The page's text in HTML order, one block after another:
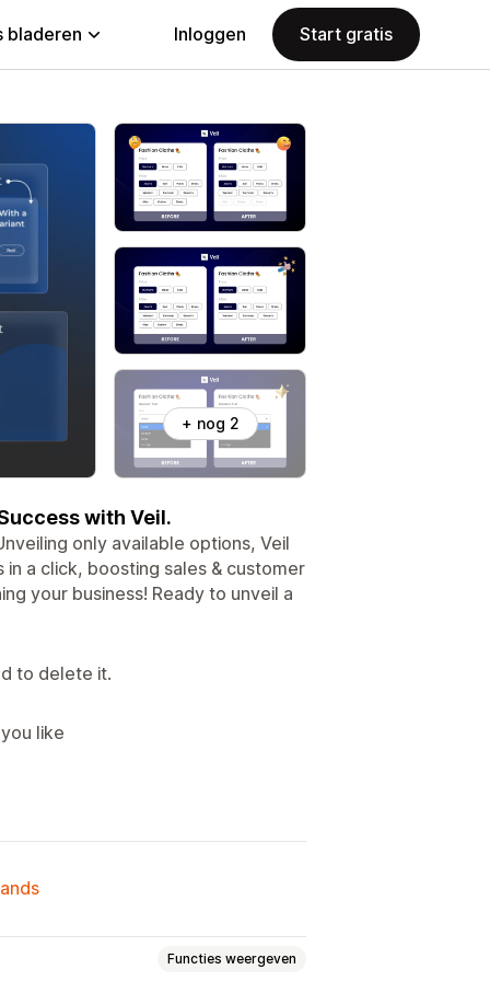
bladeren Inloggen Start gratis
+ nog 2
with Veil.
only available options, Veil
a click, boosting sales & customer
your business! Ready to unveil a
to delete it.
like
Functies weergeven